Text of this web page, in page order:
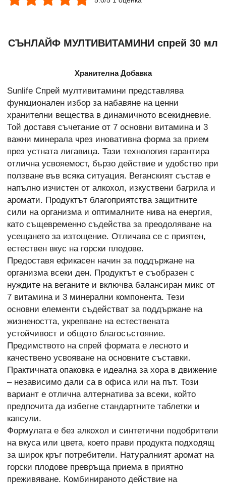
СЪНЛАЙФ МУЛТИВИТАМИНИ спрей 30 мл
Хранителна Добавка
Sunlife Спрей мултивитамини представлява
функционален избор за набавяне на ценни
хранителни вещества в динамичното всекидневие.
Той доставя съчетание от 7 основни витамина и 3
важни минерала чрез иновативна форма за прием
през устната лигавица. Тази технология гарантира
отлична усвояемост, бързо действие и удобство при
ползване във всяка ситуация. Веганският състав е
напълно изчистен от алкохол, изкуствени багрила и
аромати. Продуктът благоприятства защитните
сили на организма и оптималните нива на енергия,
като същевременно съдейства за преодоляване на
усещането за изтощение. Отличава се с приятен,
естествен вкус на горски плодове.
Предоставя ефикасен начин за поддържане на
организма всеки ден. Продуктът е съобразен с
нуждите на веганите и включва балансиран микс от
7 витамина и 3 минерални компонента. Тези
основни елементи съдействат за поддържане на
жизнеността, укрепване на естествената
устойчивост и общото благосъстояние.
Предимството на спрей формата е лесното и
качествено усвояване на основните съставки.
Практичната опаковка е идеална за хора в движение
– независимо дали са в офиса или на път. Този
вариант е отлична алтернатива за всеки, който
предпочита да избегне стандартните таблетки и
капсули.
Формулата е без алкохол и синтетични подобрители
на вкуса или цвета, което прави продукта подходящ
за широк кръг потребители. Натуралният аромат на
горски плодове превръща приема в приятно
преживяване. Комбинираното действие на